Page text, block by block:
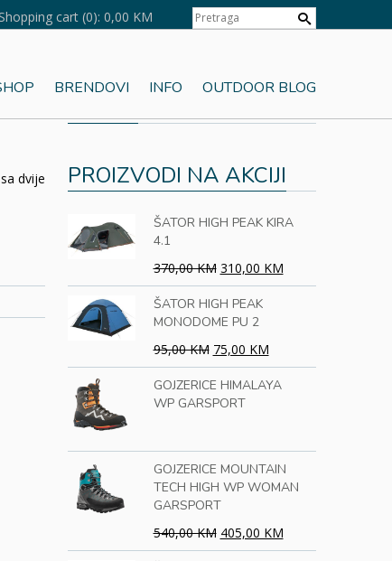
cart (0): 0,00 KM
BRENDOVI INFO OUTDOOR BLOG
dvije
PROIZVODI NA AKCIJI
ŠATOR HIGH PEAK KIRA
4.1
370,00 KM 310,00 KM
ŠATOR HIGH PEAK
MONODOME PU 2
95,00 KM 75,00 KM
GOJZERICE HIMALAYA
WP GARSPORT
GOJZERICE MOUNTAIN
TECH HIGH WP WOMAN
GARSPORT
540,00 KM 405,00 KM